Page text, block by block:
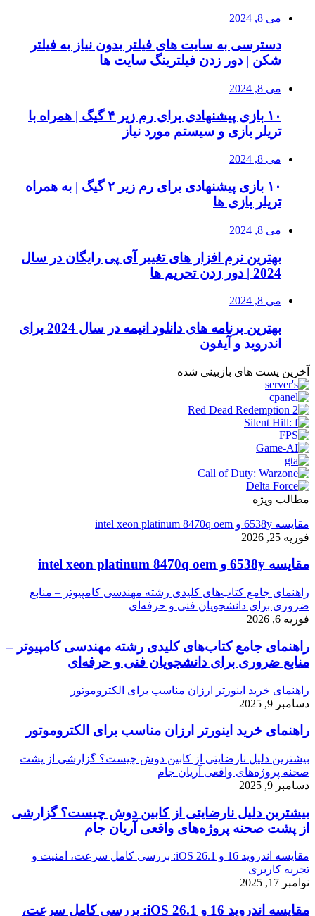
می 8, 2024
دسترسی به سایت های فیلتر بدون نیاز به فیلتر
شکن | دور زدن فیلترینگ سایت ها
می 8, 2024
۱۰ بازی پیشنهادی برای رم زیر ۴ گیگ | همراه با
تریلر بازی و سیستم مورد نیاز
می 8, 2024
۱۰ بازی پیشنهادی برای رم زیر ۲ گیگ | به همراه
تریلر بازی ها
می 8, 2024
بهترین نرم افزار های تغییر آی پی رایگان در سال
2024 | دور زدن تحریم ها
می 8, 2024
بهترین برنامه های دانلود انیمه در سال 2024 برای
اندروید و آیفون
آخرین پست های بازبینی شده
مطالب ویژه
مقایسه 6538y و intel xeon platinum 8470q oem
فوریه 25, 2026
مقایسه 6538y و intel xeon platinum 8470q oem
راهنمای جامع کتاب‌های کلیدی رشته مهندسی کامپیوتر – منابع
ضروری برای دانشجویان فنی و حرفه‌ای
فوریه 6, 2026
راهنمای جامع کتاب‌های کلیدی رشته مهندسی کامپیوتر –
منابع ضروری برای دانشجویان فنی و حرفه‌ای
راهنمای خرید اینورتر ارزان مناسب برای الکتروموتور
دسامبر 9, 2025
راهنمای خرید اینورتر ارزان مناسب برای الکتروموتور
بیشترین دلیل نارضایتی از کابین دوش چیست؟ گزارشی از پشت
صحنه پروژه‌های واقعی آریان جام
دسامبر 9, 2025
بیشترین دلیل نارضایتی از کابین دوش چیست؟ گزارشی
از پشت صحنه پروژه‌های واقعی آریان جام
مقایسه اندروید 16 و iOS 26.1: بررسی کامل سرعت، امنیت و
تجربه کاربری
نوامبر 17, 2025
مقایسه اندروید 16 و iOS 26.1: بررسی کامل سرعت،